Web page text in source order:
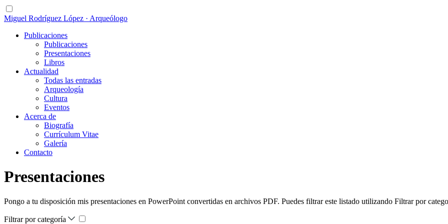
Miguel Rodríguez López · Arqueólogo
Publicaciones
Publicaciones
Presentaciones
Libros
Actualidad
Todas las entradas
Arqueología
Cultura
Eventos
Acerca de
Biografía
Currículum Vitae
Galería
Contacto
Presentaciones
Pongo a tu disposición mis presentaciones en PowerPoint convertidas en archivos PDF. Puedes filtrar este listado utilizando Filtrar por
Filtrar por categoría